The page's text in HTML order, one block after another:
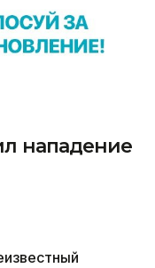
нападение